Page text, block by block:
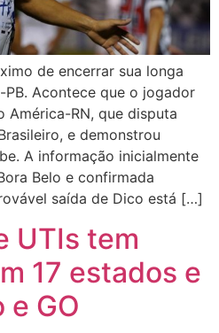
de encerrar sua longa
Acontece que o jogador
América-RN, que disputa
e demonstrou
A informação inicialmente
Belo e confirmada
saída de Dico está […]
UTIs tem
17 estados e
e GO